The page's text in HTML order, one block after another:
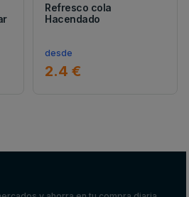
Refresco cola
Hacendado
desde
2.4 €